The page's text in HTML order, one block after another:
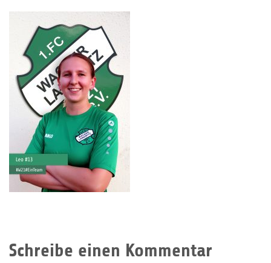
Schreibe einen Kommentar